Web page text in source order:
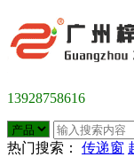
13928758616
热门搜索： 传递窗